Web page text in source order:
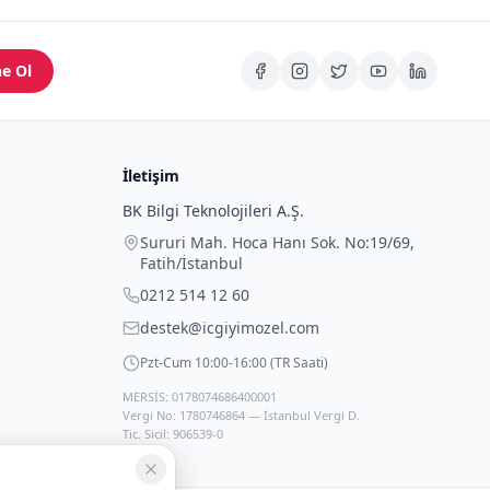
Ol
İletişim
BK Bilgi Teknolojileri A.Ş.
Sururi Mah. Hoca Hanı Sok. No:19/69,
Fatih/İstanbul
0212 514 12 60
destek@icgiyimozel.com
Pzt-Cum 10:00-16:00 (TR Saati)
MERSİS: 0178074686400001
Vergi No: 1780746864 — İstanbul Vergi D.
Tic. Sicil: 906539-0